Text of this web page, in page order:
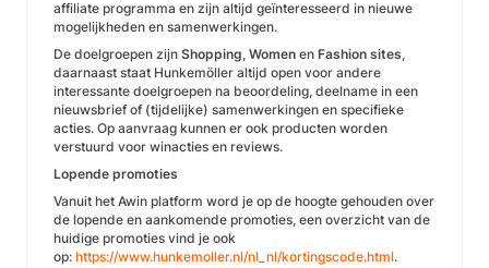
affiliate programma en zijn altijd geïnteresseerd in nieuwe
mogelijkheden en samenwerkingen.
De doelgroepen zijn Shopping, Women en Fashion sites,
daarnaast staat Hunkemöller altijd open voor andere
interessante doelgroepen na beoordeling, deelname in een
nieuwsbrief of (tijdelijke) samenwerkingen en specifieke
acties. Op aanvraag kunnen er ook producten worden
verstuurd voor winacties en reviews.
Lopende promoties
Vanuit het Awin platform word je op de hoogte gehouden over
de lopende en aankomende promoties, een overzicht van de
huidige promoties vind je ook
op: https://www.hunkemoller.nl/nl_nl/kortingscode.html.